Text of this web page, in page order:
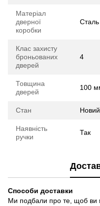
Матеріал
дверної
коробки
Сталь
Клас захисту
броньованих
дверей
4
Товщина
дверей
100
Стан Новий
Наявність
ручки
Так
Способи доставки
Ми подбали про те, щоб ви